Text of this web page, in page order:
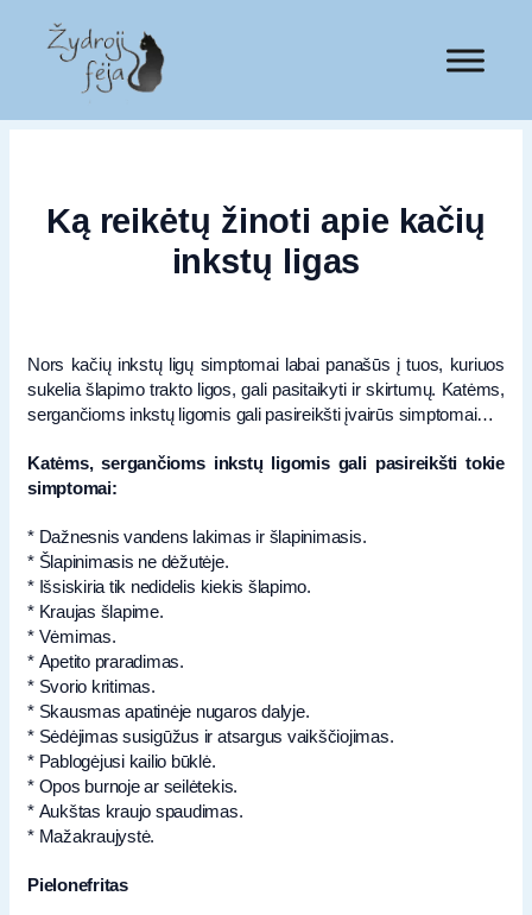
Ką reikėtų žinoti apie kačių
inkstų ligas
Nors kačių inkstų ligų simptomai labai panašūs į tuos, kuriuos
sukelia šlapimo trakto ligos, gali pasitaikyti ir skirtumų. Katėms,
sergančioms inkstų ligomis gali pasireikšti įvairūs simptomai…
Katėms, sergančioms inkstų ligomis gali pasireikšti tokie
simptomai:
* Dažnesnis vandens lakimas ir šlapinimasis.
* Šlapinimasis ne dėžutėje.
* Išsiskiria tik nedidelis kiekis šlapimo.
* Kraujas šlapime.
* Vėmimas.
* Apetito praradimas.
* Svorio kritimas.
* Skausmas apatinėje nugaros dalyje.
* Sėdėjimas susigūžus ir atsargus vaikščiojimas.
* Pablogėjusi kailio būklė.
* Opos burnoje ar seilėtekis.
* Aukštas kraujo spaudimas.
* Mažakraujystė.
Pielonefritas